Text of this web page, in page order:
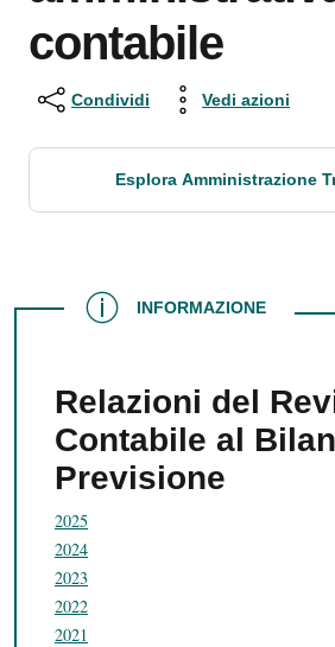
contabile
Condividi Vedi azioni
Esplora Amministrazione
INFORMAZIONE
INFORMAZIONE
Relazioni del
Contabile al
Previsione
2025
2024
2023
2022
2021